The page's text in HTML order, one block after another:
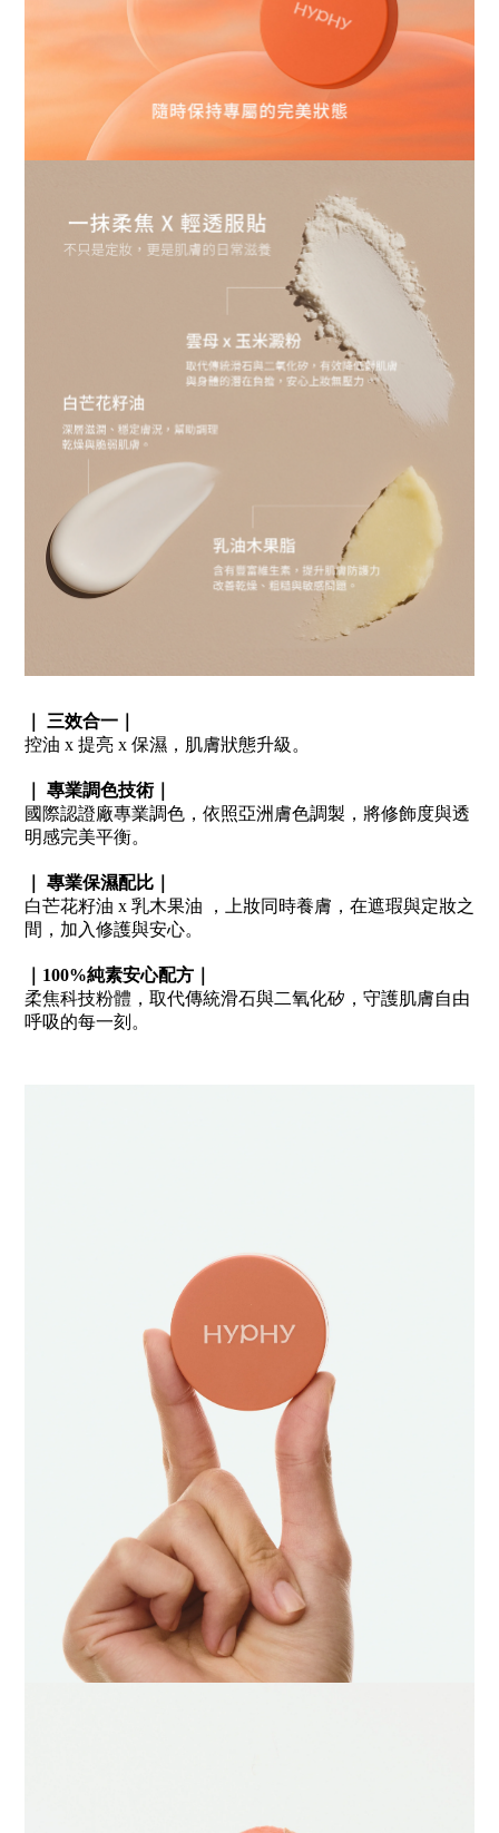
｜ 三效合一｜
控油 x 提亮 x 保濕，肌膚狀態升級。
｜ 專業調色技術｜
國際認證廠專業調色，依照亞洲膚色調製，將修飾度與透
明感完美平衡。
｜ 專業保濕配比｜
白芒花籽油 x 乳木果油
，上妝同時養膚，在遮瑕與定妝之
間，加入修護與安心。
｜ 100%純素安心配方｜
柔焦科技粉體，取代傳統滑石與二氧化矽，守護肌膚自由
呼吸的每一刻。